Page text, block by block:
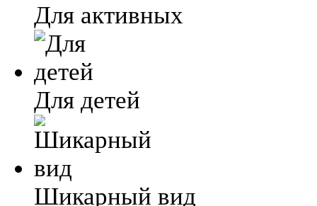
Для активных
Для детей
Шикарный вид